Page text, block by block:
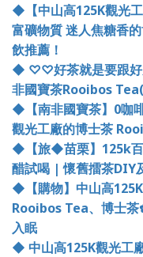
◆ 【中山高125K觀光
富礦物質 迷人焦糖香
飲推薦！
◆ ♡♡好茶就是要跟
非國寶茶Rooibos Tea(
◆ 【南非國寶茶】 0咖
觀光工廠的博士茶
◆ 【旅◆苗栗】 125k
醋試喝 |懷舊擂茶DIY
◆ 【購物】中山高125K
Rooibos Tea、博士
入眠
◆ 中山高125K觀光工